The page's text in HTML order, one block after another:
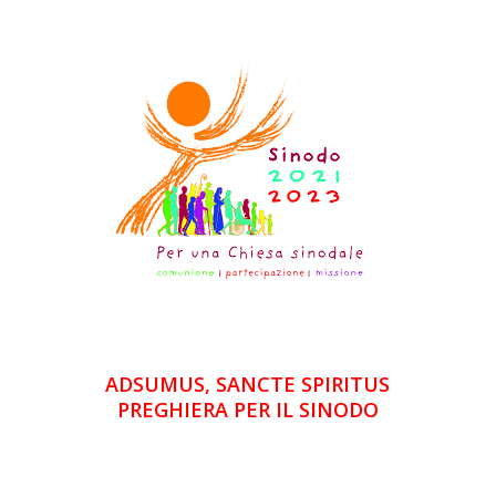
ADSUMUS, SANCTE SPIRITUS
PREGHIERA PER IL SINODO